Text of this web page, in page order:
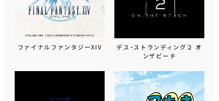
ファイナルファンタジーXIV
デス・ストランディング２ オ
ンザビーチ